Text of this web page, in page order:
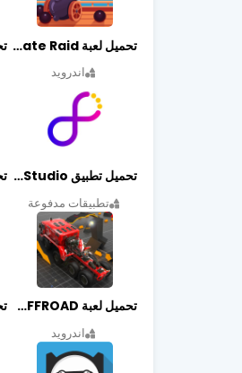
تحميل لعبة Pirate Raid مهكرة أخر إصدار
اندرويد
تحميل تطبيق Graphic Studio مهكر أخر إصدار
تطبيقات مدفوعة
تحميل لعبة PROJECT:OFFROAD مهكرة أخر إصدار
اندرويد